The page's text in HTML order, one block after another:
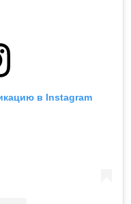
в Instagram